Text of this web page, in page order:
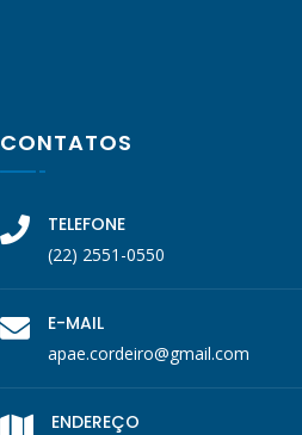
CONTATOS
TELEFONE
(22) 2551-0550
E-MAIL
apae.cordeiro@gmail.com
ENDEREÇO